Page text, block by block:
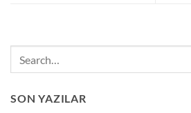
SON YAZILAR